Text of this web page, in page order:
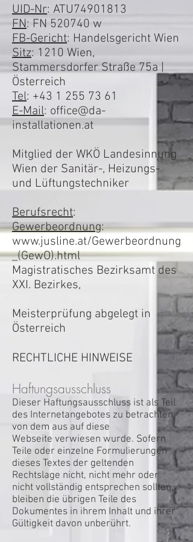
UID-Nr: ATU74901813
FN: FN 520740 w
FB-Gericht: Handelsgericht Wien
Sitz: 1210 Wien,
Stammersdorfer Straße 75a |
Österreich
Tel: +43 1 255 73 61
E-Mail: office@da-
installationen.at
Mitglied der WKÖ Landesinnung
Wien der Sanitär-, Heizungs-
und Lüftungstechniker
Berufsrecht:
Gewerbeordnung:
www.jusline.at/Gewerbeordnung
_(GewO).html
Magistratisches Bezirksamt des
XXI. Bezirkes,
Meisterprüfung abgelegt in
Österreich
RECHTLICHE HINWEISE
Haftungsausschluss
Dieser Haftungsausschluss ist als Teil
des Internetangebotes zu betrachten,
von dem aus auf diese
Webseite verwiesen wurde. Sofern
Teile oder einzelne Formulierungen
dieses Textes der geltenden
Rechtslage nicht, nicht mehr oder
nicht vollständig entsprechen sollten,
bleiben die übrigen Teile des
Dokumentes in ihrem Inhalt und ihrer
Gültigkeit davon unberührt.